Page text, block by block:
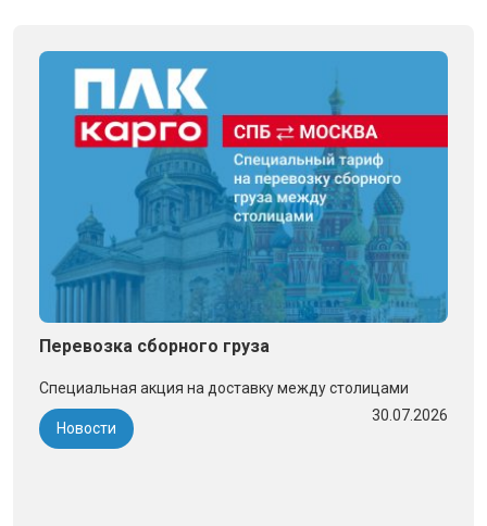
Перевозка сборного груза
Специальная акция на доставку между столицами
Новости
30.07.2026